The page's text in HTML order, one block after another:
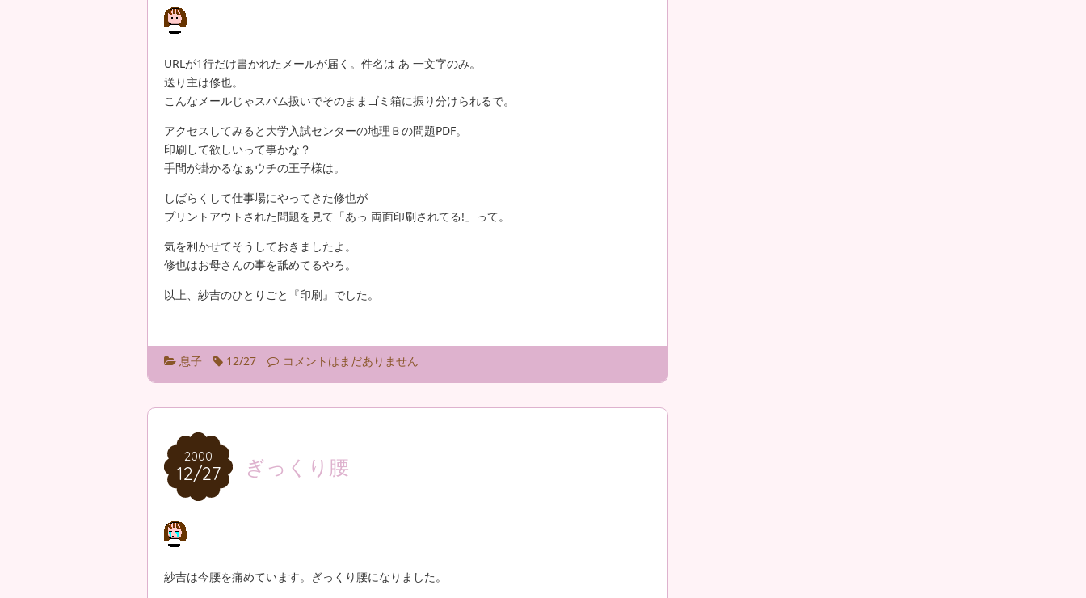
URLが1行だけ書かれたメールが届く。件名は あ 一文字のみ。
送り主は修也。
こんなメールじゃスパム扱いでそのままゴミ箱に振り分けられるで。
アクセスしてみると大学入試センターの地理Ｂの問題PDF。
印刷して欲しいって事かな？
手間が掛かるなぁウチの王子様は。
しばらくして仕事場にやってきた修也が
プリントアウトされた問題を見て「あっ 両面印刷されてる!」って。
気を利かせてそうしておきましたよ。
修也はお母さんの事を舐めてるやろ。
以上、紗吉のひとりごと『印刷』でした。
息子 12/27 コメントはまだありません
2000
12/27
2000
12/27 ぎっくり腰
紗吉は今腰を痛めています。ぎっくり腰になりました。